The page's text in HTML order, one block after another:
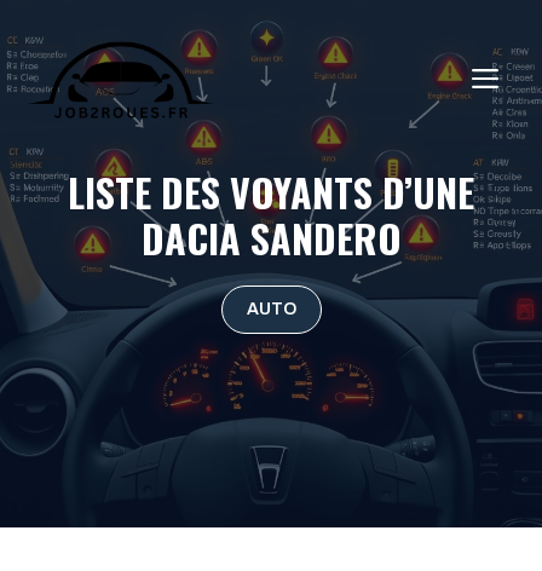
au
contenu
LISTE DES VOYANTS D’UNE
DACIA SANDERO
AUTO